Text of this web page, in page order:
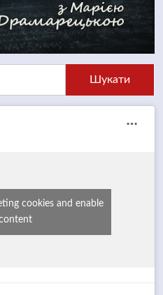
cookies and enable